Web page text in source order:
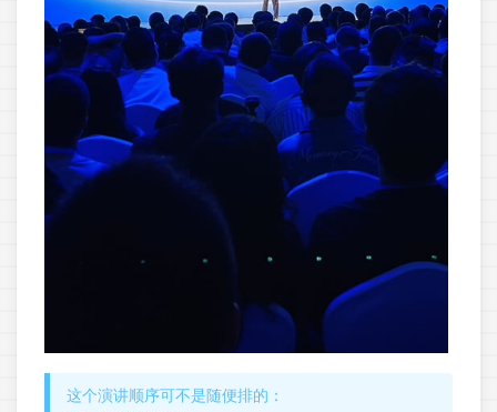
这个演讲顺序可不是随便排的：